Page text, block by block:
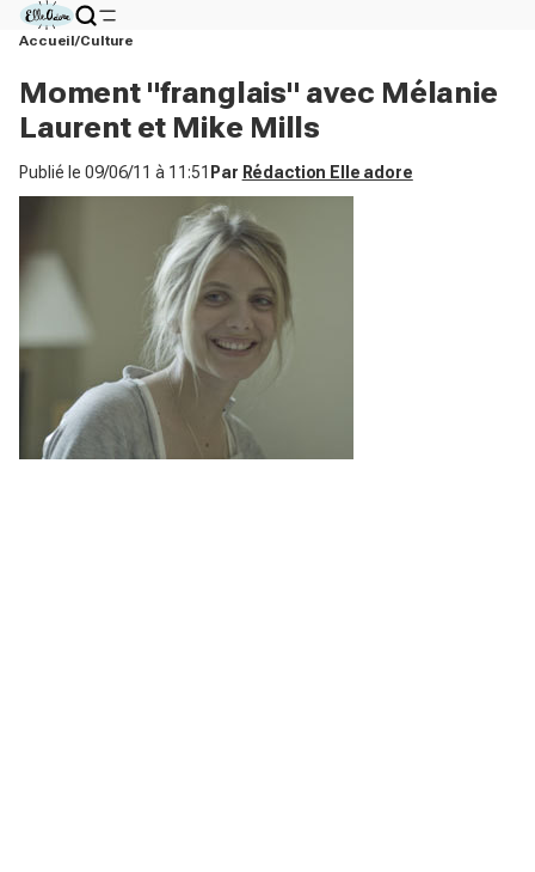
Accueil Culture
Moment "franglais" avec Mélanie
Laurent et Mike Mills
Publié le 09/06/11 à 11:51 Par Rédaction Elle adore